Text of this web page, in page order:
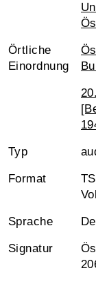
Örtliche
Einordnung
Typ
Format
Sprache
Signatur